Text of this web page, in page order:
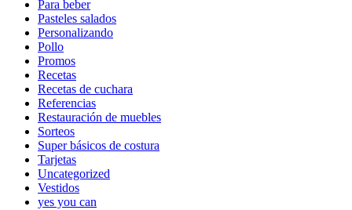
Para beber
Pasteles salados
Personalizando
Pollo
Promos
Recetas
Recetas de cuchara
Referencias
Restauración de muebles
Sorteos
Super básicos de costura
Tarjetas
Uncategorized
Vestidos
yes you can